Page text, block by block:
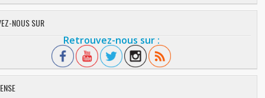
NOUS SUR
Retrouvez-nous sur :